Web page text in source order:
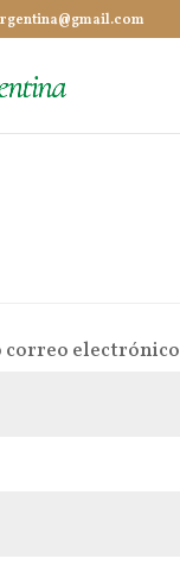
correo electrónico